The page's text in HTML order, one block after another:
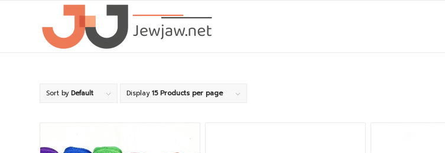
Sort byDefault Display15 Products per page